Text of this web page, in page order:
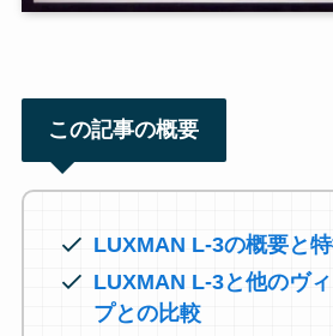
この記事の概要
LUXMAN L-3の概要と
LUXMAN L-3と他のヴ
プとの比較